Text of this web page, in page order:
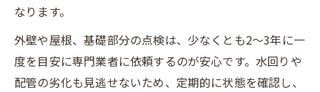
なります。
外壁や屋根、基礎部分の点検は、少なくとも2～3年に一
度を目安に専門業者に依頼するのが安心です。水回りや
配管の劣化も見逃せないため、定期的に状態を確認し、